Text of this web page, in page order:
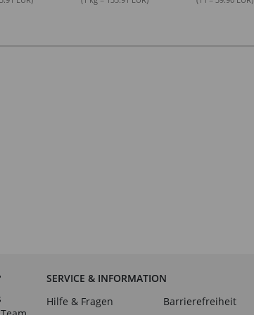
SERVICE & INFORMATION
Hilfe & Fragen
Barrierefreiheit